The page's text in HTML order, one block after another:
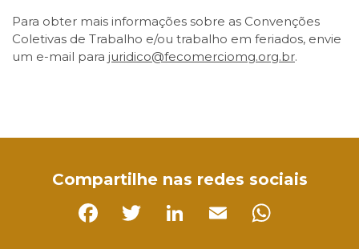
Para obter mais informações sobre as Convenções
Coletivas de Trabalho e/ou trabalho em feriados, envie
um e-mail para juridico@fecomerciomg.org.br.
Compartilhe nas redes sociais